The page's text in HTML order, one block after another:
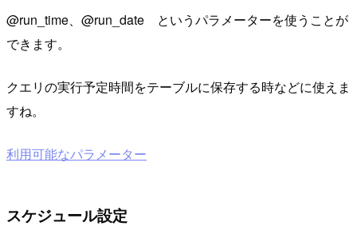
@run_time、@run_date というパラメーターを使うことが
できます。
クエリの実行予定時間をテーブルに保存する時などに使えま
すね。
利用可能なパラメーター
スケジュール設定